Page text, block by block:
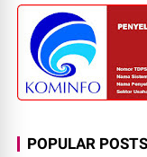
POPULAR POSTS